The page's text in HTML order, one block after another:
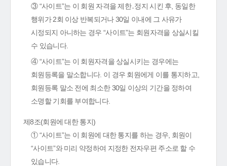
③ “사이트”는 이 회원 자격을 제한․정지 시킨 후, 동일한
행위가 2회 이상 반복되거나 30일 이내에 그 사유가
시정되지 아니하는 경우 “사이트”는 회원자격을 상실시킬
수 있습니다.
④ “사이트”는 이 회원자격을 상실시키는 경우에는
회원등록을 말소합니다. 이 경우 회원에게 이를 통지하고,
회원등록 말소 전에 최소한 30일 이상의 기간을 정하여
소명할 기회를 부여합니다.
제8조(회원에 대한 통지)
① “사이트”는 이 회원에 대한 통지를 하는 경우, 회원이
“사이트”와 미리 약정하여 지정한 전자우편 주소로 할 수
있습니다.